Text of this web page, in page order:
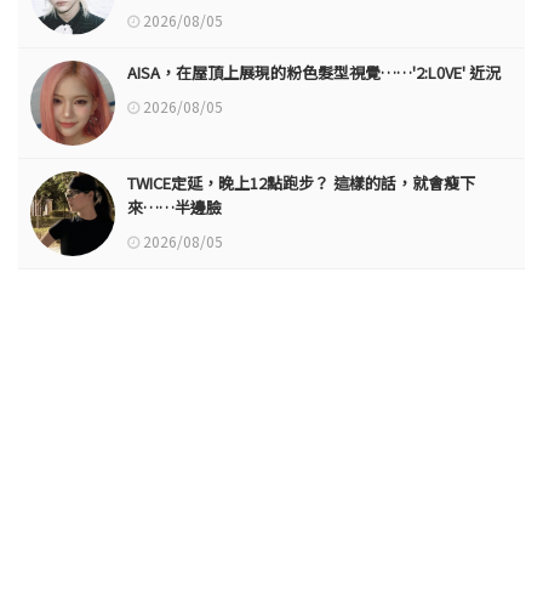
2026/08/05
AISA，在屋頂上展現的粉色髮型視覺……'2:L0VE' 近況
2026/08/05
TWICE定延，晚上12點跑步？ 這樣的話，就會瘦下
來……半邊臉
2026/08/05